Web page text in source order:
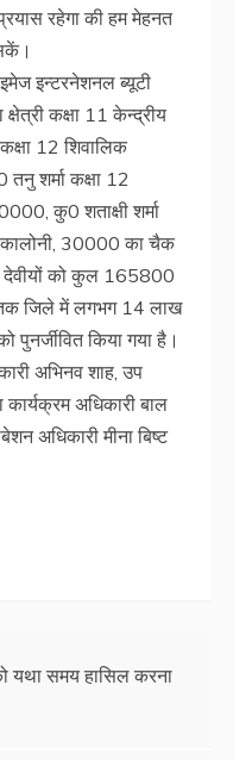
रहेगा की हम मेहनत
इन्टरनेशनल ब्यूटी
कक्षा 11 केन्द्रीय
12 शिवालिक
शर्मा कक्षा 12
कु0 शताक्षी शर्मा
30000 का चैक
देवीयों को कुल 165800
जिले में लगभग 14 लाख
किया गया है।
अभिनव शाह, उप
अधिकारी बाल
अधिकारी मीना बिष्ट
यथा समय हासिल करना